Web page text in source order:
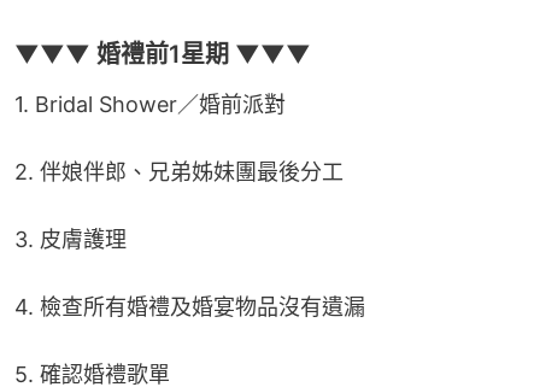
▼▼▼ 婚禮前1星期 ▼▼▼
1. Bridal Shower／婚前派對
2. 伴娘伴郎、兄弟姊妹團最後分工
3. 皮膚護理
4. 檢查所有婚禮及婚宴物品沒有遺漏
5. 確認婚禮歌單